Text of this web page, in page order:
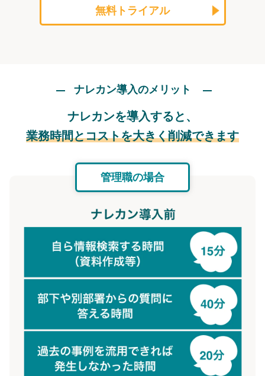
無料トライアル
ナレカン導入のメリット
ナレカンを導入すると、
業務時間とコストを大きく削減できます
管理職の場合